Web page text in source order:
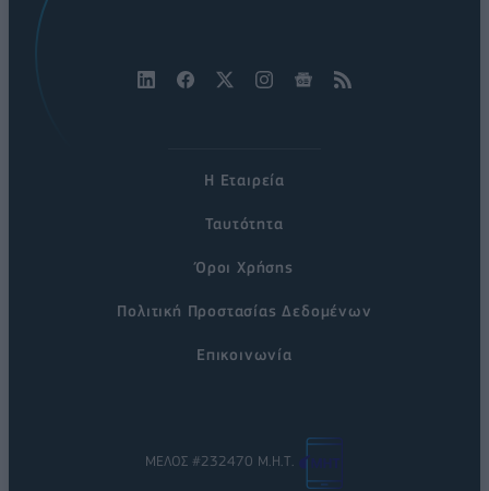
Η Εταιρεία
Ταυτότητα
Όροι Χρήσης
Πολιτική Προστασίας Δεδομένων
Επικοινωνία
ΜΕΛΟΣ #232470 Μ.Η.Τ.